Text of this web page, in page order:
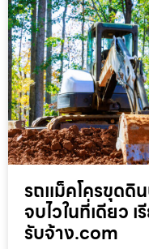
รถแม็คโครขุดดิ
จบไวในที่เดียว
รับจ้าง.com